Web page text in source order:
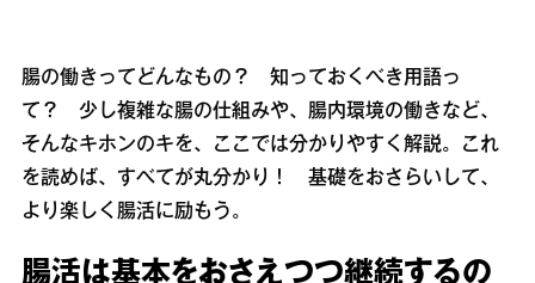
腸の働きってどんなもの？ 知っておくべき用語っ
て？ 少し複雑な腸の仕組みや、腸内環境の働きなど、
そんなキホンのキを、ここでは分かりやすく解説。これ
を読めば、すべてが丸分かり！ 基礎をおさらいして、
より楽しく腸活に励もう。
腸活は基本をおさえつつ継続するの